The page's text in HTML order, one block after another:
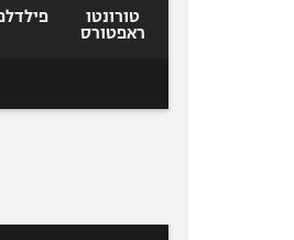
טורונטו
ראפטורס